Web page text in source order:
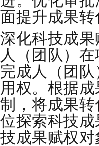
面提升成果
深化科技成
人（团队）
完成人（团
用权。根据
制，将成果
位探索科技
技成果赋权